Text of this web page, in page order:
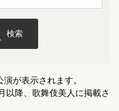
検索
が表示されます。
以降、歌舞伎美人に掲載さ